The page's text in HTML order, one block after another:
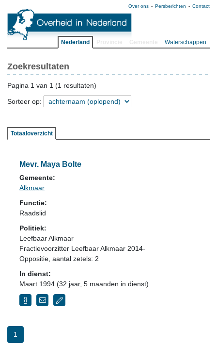
Over ons Persberichten Contact
Nederland Waterschappen
Zoekresultaten
Pagina 1 van 1 (1 resultaten)
Sorteer op:
Totaaloverzicht
Mevr. Maya Bolte
Gemeente:
Alkmaar
Functie:
Raadslid
Politiek:
Leefbaar Alkmaar
Fractievoorzitter Leefbaar Alkmaar 2014-
Oppositie , aantal zetels: 2
In dienst:
Maart 1994 (32 jaar, 5 maanden in dienst)
1